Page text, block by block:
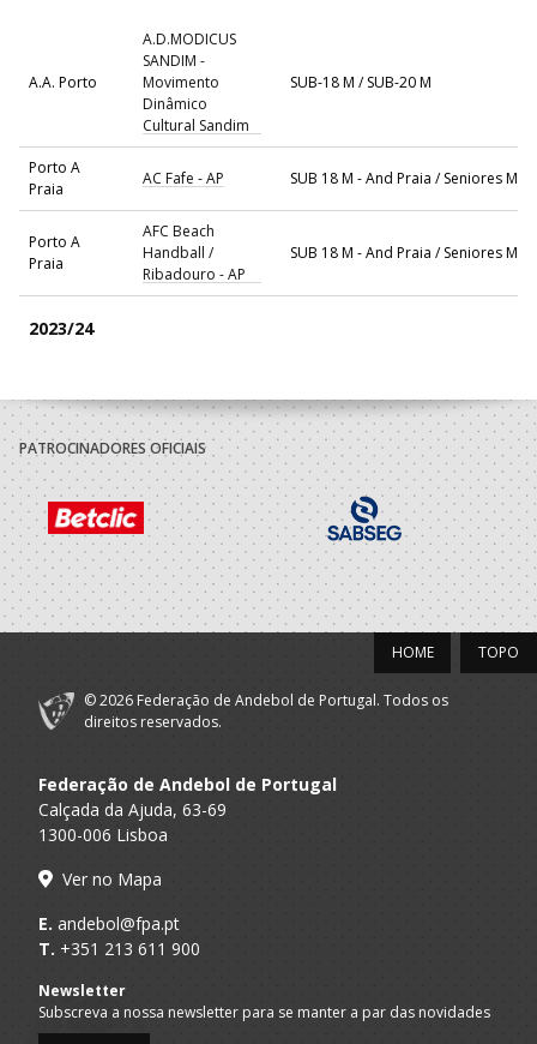
A.A. Porto
A.D.MODICUS
SANDIM -
Movimento
Dinâmico
Cultural Sandim
SUB-18 M / SUB-20 M
Porto A
Praia
AC Fafe - AP SUB 18 M - And Praia / Seniores M -
Porto A
Praia
AFC Beach
Handball /
Ribadouro - AP
SUB 18 M - And Praia / Seniores M -
2023/24
Praia
A.A. Porto
DAC - DOURO
ANDEBOL CLUBE
SUB-16 M
2022/23
Porto A
Praia
Dac/Chelsea
Beach Handball -
AP
SUB 16 M - And Praia / SUB 18 M -
2021/22
A.A. Porto
DAC - DOURO
ANDEBOL CLUBE
SUB-14 M / SUB-16 M
Praia
Dac/Chelsea
AP
2019/20
A.A. Porto
ANDEBOL CLUBE
Infantis M / Iniciados M
PATROCINADORES OFICIAIS
TOPO
HOME
© 2026 Federação de Andebol de Portugal. Todos os
direitos reservados.
Federação de Andebol de Portugal
Calçada da Ajuda, 63-69
1300-006 Lisboa
Ver no Mapa
E. andebol@fpa.pt
T. +351 213 611 900
Newsletter
Subscreva a nossa newsletter para se manter a par das novidades